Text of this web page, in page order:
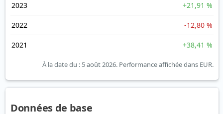
2023 +21,91 %
2022 -12,80 %
2021 +38,41 %
À la date du : 5 août 2026. Performance affichée dans EUR.
Données de base